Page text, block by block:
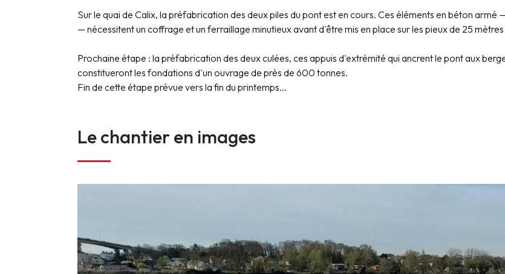
k
Sur le quai de Calix, la préfabrication des deux piles du pont est en cours. Ces éléments en béton
— nécessitent un coffrage et un ferraillage minutieux avant d'être mis en place sur les pieux de 25
Prochaine étape : la préfabrication des deux culées, ces appuis d'extrémité qui ancrent le pont aux
constitueront les fondations d'un ouvrage de près de 600 tonnes.
Fin de cette étape prévue vers la fin du printemps...
Le chantier en images